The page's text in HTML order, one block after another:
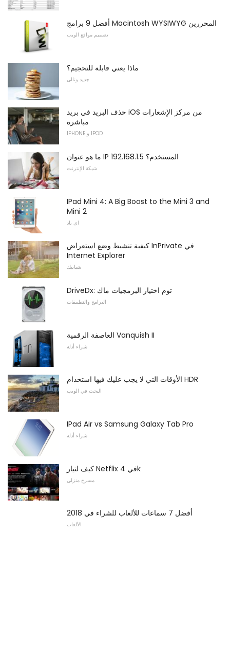
أفضل 9 برامج Macintosh WYSIWYG المحررين
تصميم مواقع الويب
ماذا يعني قابلة للتحجيم؟
جديد وتالي
حذف البريد في بريد iOS من مركز الإشعارات
مباشرة
IPHONE و IPOD
ما هو عنوان IP 192.168.1.5 المستخدم؟
شبكة الإنترنت
IPad Mini 4: A Big Boost to the Mini 3 and
Mini 2
اى باد
كيفية تنشيط وضع استعراض InPrivate في
Internet Explorer
شبابيك
DriveDx: توم اختيار البرمجيات ماك
البرامج والتطبيقات
العاصفة الرقمية Vanquish II
شراء أدلة
الأوقات التي لا يجب عليك فيها استخدام HDR
البحث في الويب
IPad Air vs Samsung Galaxy Tab Pro
شراء أدلة
كيف لتيار Netflix في 4k
مسرح منزلي
أفضل 7 سماعات للألعاب للشراء في 2018
الألعاب